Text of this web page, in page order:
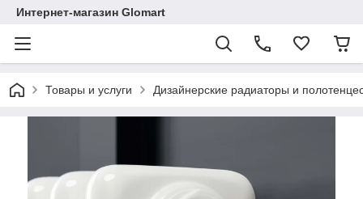
Интернет-магазин Glomart
Товары и услуги Дизайнерские радиаторы и